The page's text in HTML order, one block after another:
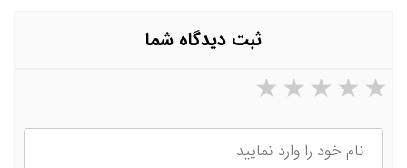
ثبت دیدگاه شما
۵ ستاره از ۵ ۴ ستاره از ۵ ۳ ستاره از ۵ ۲ ستاره از ۵
نام